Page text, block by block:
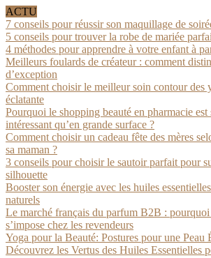
ACTU
7 conseils pour réussir son maquillage de
5 conseils pour trouver la robe de mariée
4 méthodes pour apprendre à votre enfant à
Meilleurs foulards de créateur : comment
d’exception
Comment choisir le meilleur soin contour des
éclatante
Pourquoi le shopping beauté en pharmacie est
intéressant qu’en grande surface ?
Comment choisir un cadeau fête des mères
sa maman ?
3 conseils pour choisir le sautoir parfait pour
silhouette
Booster son énergie avec les huiles
naturels
Le marché français du parfum B2B :
s’impose chez les revendeurs
Yoga pour la Beauté: Postures pour une Peau
Découvrez les Vertus des Huiles Essentielles